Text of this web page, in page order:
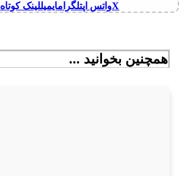
Xواتس اپتلگرامایمیللینک کوتاه
همچنین بخوانید ...